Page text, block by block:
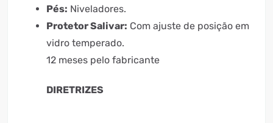
Pés: Niveladores.
Protetor Salivar: Com ajuste de posição em
vidro temperado.
12 meses pelo fabricante
DIRETRIZES